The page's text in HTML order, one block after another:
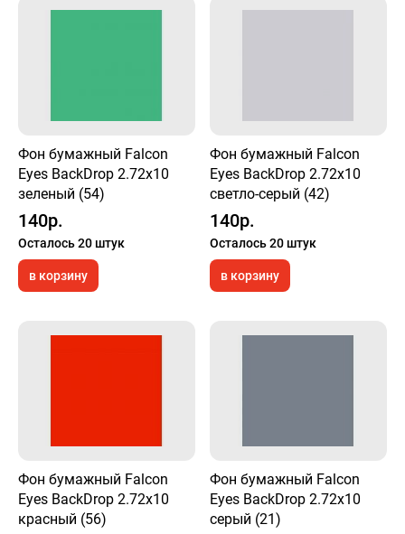
Фон бумажный Falcon
Eyes BackDrop 2.72x10
зеленый (54)
140р.
Осталось 20 штук
в корзину
Фон бумажный Falcon
Eyes BackDrop 2.72x10
светло-серый (42)
140р.
Осталось 20 штук
в корзину
Фон бумажный Falcon
Eyes BackDrop 2.72x10
красный (56)
Фон бумажный Falcon
Eyes BackDrop 2.72x10
серый (21)